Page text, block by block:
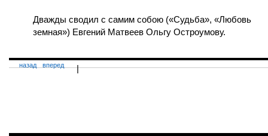
Дважды сводил с самим собою («Судьба», «Любовь
земная») Евгений Матвеев Ольгу Остроумову.
назад |
вперед